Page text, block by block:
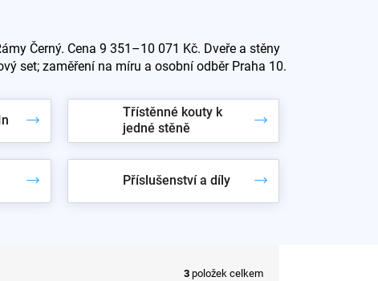
Černý. Cena 9 351–10 071 Kč. Dveře a stěny
set; zaměření na míru a osobní odběr Praha 10.
Třístěnné kouty k
jedné stěně
Příslušenství a díly
3 položek celkem